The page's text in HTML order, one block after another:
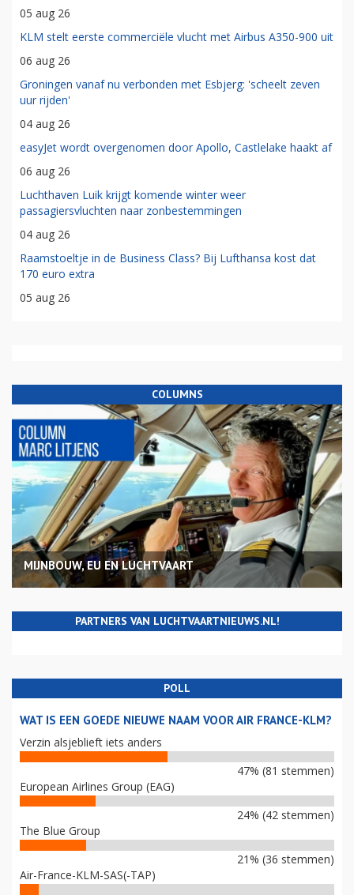
05 aug 26
KLM stelt eerste commerciële vlucht met Airbus A350-900 uit
06 aug 26
Groningen vanaf nu verbonden met Esbjerg: 'scheelt zeven
uur rijden'
04 aug 26
easyJet wordt overgenomen door Apollo, Castlelake haakt af
06 aug 26
Luchthaven Luik krijgt komende winter weer
passagiersvluchten naar zonbestemmingen
04 aug 26
Raamstoeltje in de Business Class? Bij Lufthansa kost dat
170 euro extra
05 aug 26
COLUMNS
MIJNBOUW, EU EN LUCHTVAART
PARTNERS VAN LUCHTVAARTNIEUWS.NL!
POLL
WAT IS EEN GOEDE NIEUWE NAAM VOOR AIR FRANCE-KLM?
Verzin alsjeblieft iets anders
47% (81 stemmen)
European Airlines Group (EAG)
24% (42 stemmen)
The Blue Group
21% (36 stemmen)
Air-France-KLM-SAS(-TAP)